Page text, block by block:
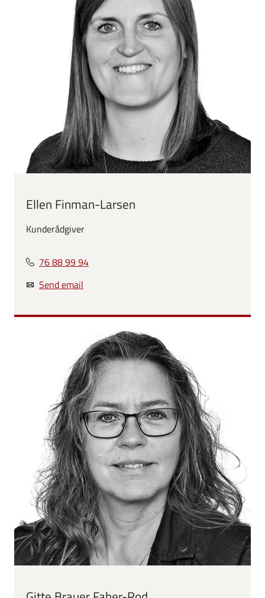
Ellen Finman-Larsen
Kunderådgiver
76 88 99 94
Send email